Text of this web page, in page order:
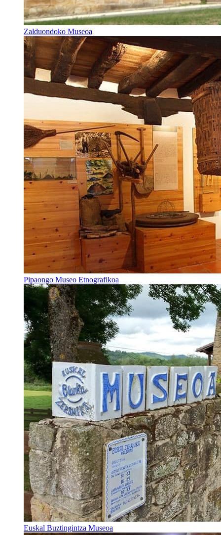
Zalduondoko Museoa
Pipaongo Museo Etnografikoa
Euskal Buztingintza Museoa